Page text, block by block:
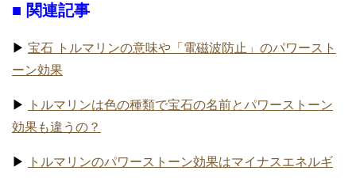
■ 関連記事
▶ 宝石 トルマリンの意味や「電磁波防止」のパワースト
ーン効果
▶
トルマリンは色の種類で宝石の名前とパワーストーン
効果も違うの？
▶
トルマリンのパワーストーン効果はマイナスエネルギ